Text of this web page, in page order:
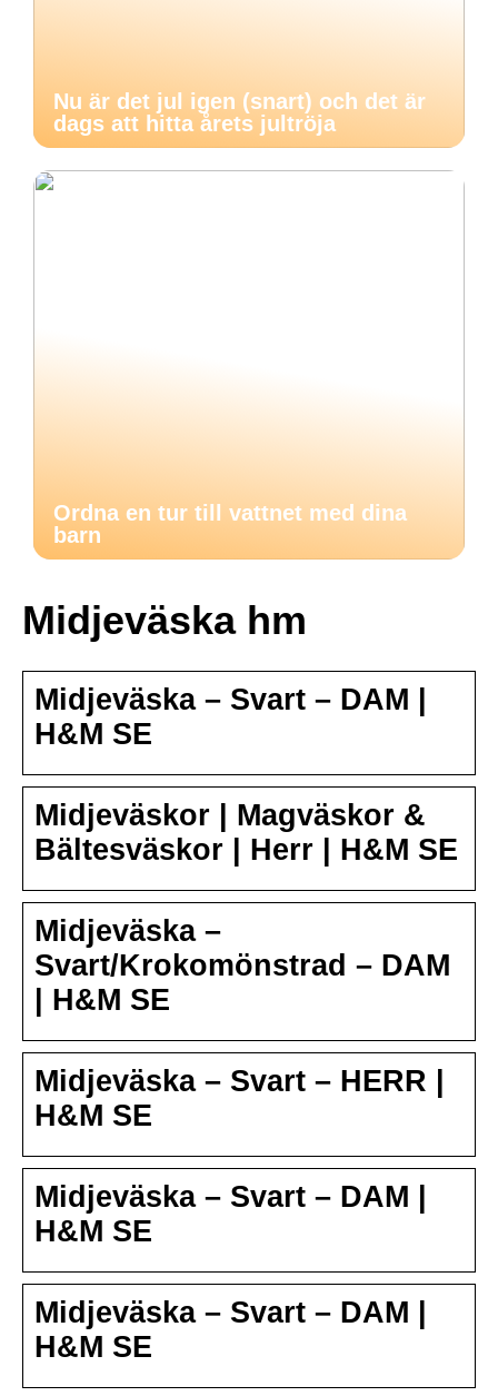
Nu är det jul igen (snart) och det är
dags att hitta årets jultröja
Ordna en tur till vattnet med dina
barn
Midjeväska hm
Midjeväska – Svart – DAM |
H&M SE
Midjeväskor | Magväskor &
Bältesväskor | Herr | H&M SE
Midjeväska –
Svart/Krokomönstrad – DAM
| H&M SE
Midjeväska – Svart – HERR |
H&M SE
Midjeväska – Svart – DAM |
H&M SE
Midjeväska – Svart – DAM |
H&M SE